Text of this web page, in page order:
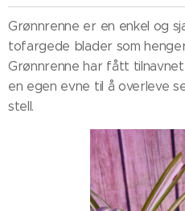
Grønnrenne er en enkel og
tofargede blader som
Grønnrenne har fått
en egen evne til å overleve
stell.